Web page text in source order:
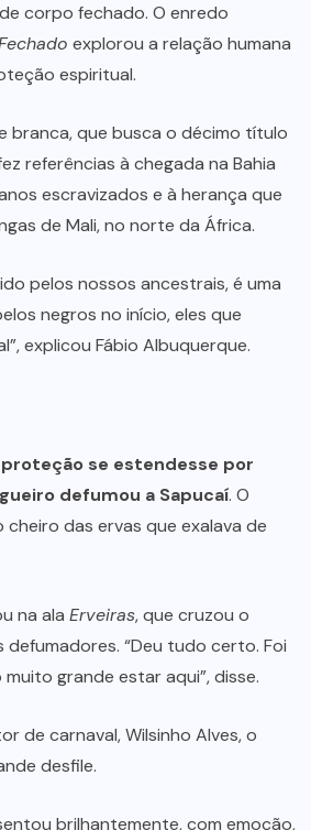
corpo fechado. O enredo
explorou a relação humana
espiritual.
branca, que busca o décimo título
referências à chegada na Bahia
escravizados e à herança que
de Mali, no norte da África.
pelos nossos ancestrais, é uma
negros no início, eles que
explicou Fábio Albuquerque.
proteção se estendesse por
defumou a Sapucaí. O
das ervas que exalava de
na ala Erveiras, que cruzou o
“Deu tudo certo. Foi
grande estar aqui”, disse.
de carnaval, Wilsinho Alves, o
desfile.
brilhantemente, com emoção,